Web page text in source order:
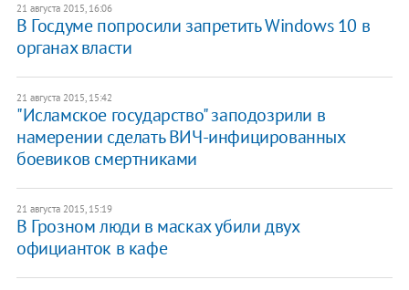
21 августа 2015, 16:06
В Госдуме попросили запретить Windows 10 в
органах власти
21 августа 2015, 15:42
"Исламское государство" заподозрили в
намерении сделать ВИЧ-инфицированных
боевиков смертниками
21 августа 2015, 15:19
В Грозном люди в масках убили двух
официанток в кафе